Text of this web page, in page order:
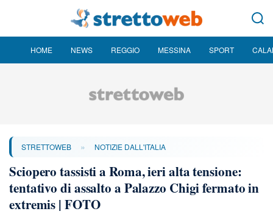
HOME NEWS REGGIO MESSINA SPORT
STRETTOWEB » NOTIZIE DALL'ITALIA
Sciopero tassisti a Roma, ieri alta tensione:
tentativo di assalto a Palazzo Chigi fermato in
extremis | FOTO